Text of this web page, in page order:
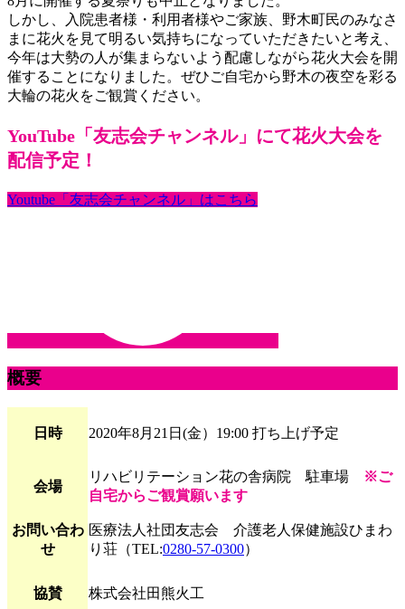
しかし、入院患者様・利用者様やご家族、野木町民のみなさ
まに花火を見て明るい気持ちになっていただきたいと考え、
今年は大勢の人が集まらないよう配慮しながら花火大会を開
催することになりました。ぜひご自宅から野木の夜空を彩る
大輪の花火をご観賞ください。
YouTube「友志会チャンネル」にて花火大会を
配信予定！
Youtube「友志会チャンネル」はこちら
概要
日時 2020年8月21日(金）19:00 打ち上げ予定
会場
リハビリテーション花の舎病院 駐車場
※ご
自宅からご観賞願います
お問い合わ
せ
医療法人社団友志会 介護老人保健施設ひまわ
り荘（TEL:0280-57-0300）
協賛 株式会社田熊火工